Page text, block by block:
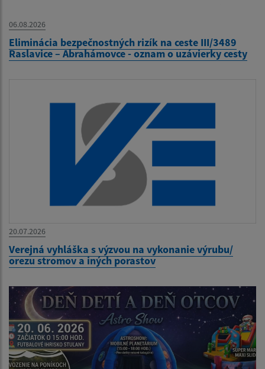
06.08.2026
Eliminácia bezpečnostných rizík na ceste III/3489
Raslavice – Abrahámovce - oznam o uzávierky cesty
20.07.2026
Verejná vyhláška s výzvou na vykonanie výrubu/
orezu stromov a iných porastov